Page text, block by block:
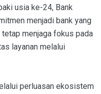
usia ke-24, Bank
menjadi bank yang
menjaga fokus pada
layanan melalui
perluasan ekosistem